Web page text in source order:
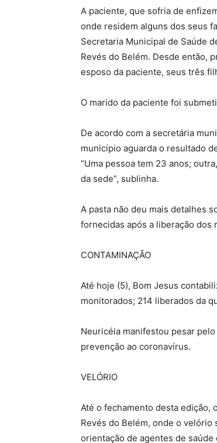
A paciente, que sofria de
onde residem alguns dos seus
Secretaria Municipal de Saúde
Revés do Belém. Desde então,
esposo da paciente, seus três
O marido da paciente foi
De acordo com a secretária
município aguarda o resultado
“Uma pessoa tem 23 anos;
da sede”, sublinha.
A pasta não deu mais detalhes
fornecidas após a liberação dos
CONTAMINAÇÃO
Até hoje (5), Bom Jesus
monitorados; 214 liberados da
Neuricéia manifestou pesar
prevenção ao coronavírus.
VELÓRIO
Até o fechamento desta edição,
Revés do Belém, onde o
orientação de agentes de saúde